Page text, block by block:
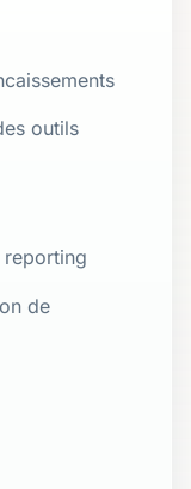
outils
reporting
de